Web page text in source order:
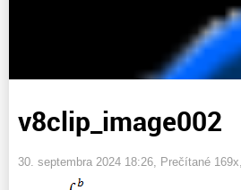
v8clip_image002
30. septembra 2024 18:26 , Prečítané 169x,